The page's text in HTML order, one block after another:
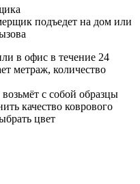
подъедет на дом или
в офис в течение 24
метраж, количество
с собой образцы
качество коврового
цвет